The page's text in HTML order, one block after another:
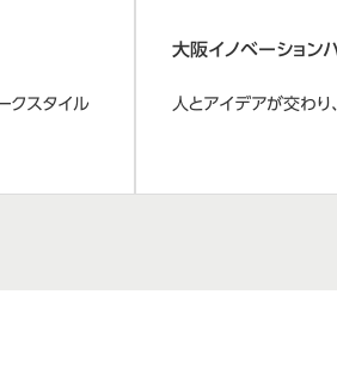
クスタイル
大阪イノベーション
人とアイデアが交わ